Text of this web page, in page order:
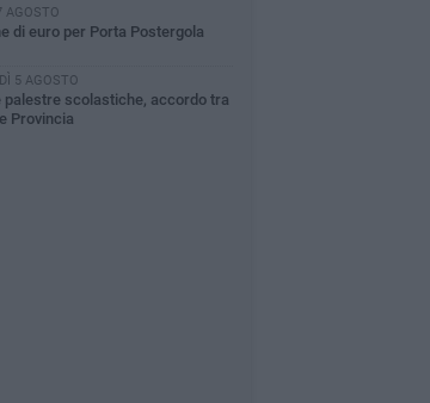
AGOSTO
di euro per Porta Postergola
5 AGOSTO
palestre scolastiche, accordo tra
Provincia